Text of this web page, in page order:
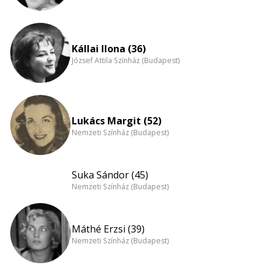
Kállai Ilona (36)
József Attila Színház (Budapest)
Lukács Margit (52)
Nemzeti Színház (Budapest)
Suka Sándor (45)
Nemzeti Színház (Budapest)
Máthé Erzsi (39)
Nemzeti Színház (Budapest)